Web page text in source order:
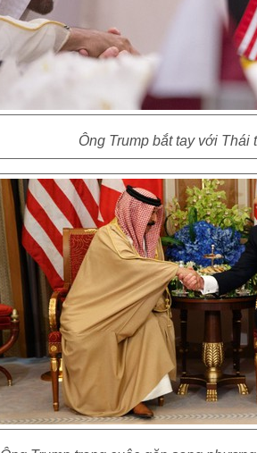
Ông Trump bắt tay với Thái